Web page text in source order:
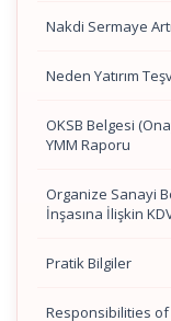
Nakdi Sermaye
Neden Yatırım
OKSB Belgesi
YMM Raporu
Organize Sanayi
İnşasına İlişkin
Pratik Bilgiler
Responsibilities